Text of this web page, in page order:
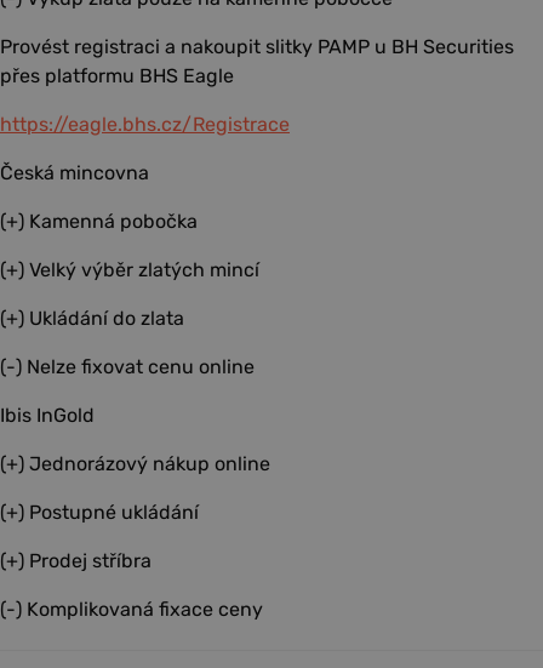
Provést registraci a nakoupit slitky PAMP u BH Securities
přes platformu BHS Eagle
https://eagle.bhs.cz/Registrace
Česká mincovna
(+) Kamenná pobočka
(+) Velký výběr zlatých mincí
(+) Ukládání do zlata
(-) Nelze fixovat cenu online
Ibis InGold
(+) Jednorázový nákup online
(+) Postupné ukládání
(+) Prodej stříbra
(-) Komplikovaná fixace ceny